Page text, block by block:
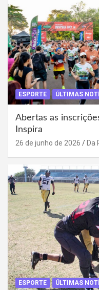
ESPORTE ÚLTIMAS
Abertas as
Inspira
26 de junho de 2026 Da
ESPORTE ÚLTIMAS